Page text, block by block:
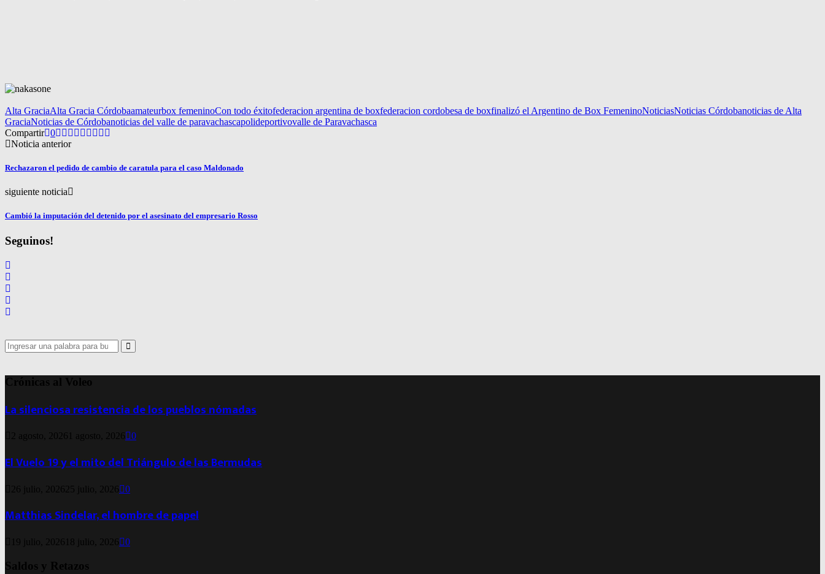
Alta GraciaAlta Gracia Córdobaamateurbox femeninoCon todo éxitofederacion argentina de boxfederacion cordobesa de boxfinalizó el Argentino de Box FemeninoNoticiasNoticias Córdobanoticias de Alta
GraciaNoticias de Córdobanoticias del valle de paravachascapolideportivovalle de Paravachasca
Compartir 0
Noticia anterior
Rechazaron el pedido de cambio de caratula para el caso Maldonado
siguiente noticia
Cambió la imputación del detenido por el asesinato del empresario Rosso
Seguinos!
Search
for:
Search
Crónicas al Voleo
La silenciosa resistencia de los pueblos nómadas
2 agosto, 2026 1 agosto, 2026 0
El Vuelo 19 y el mito del Triángulo de las Bermudas
26 julio, 2026 25 julio, 2026 0
Matthias Sindelar, el hombre de papel
19 julio, 2026 18 julio, 2026 0
Saldos y Retazos